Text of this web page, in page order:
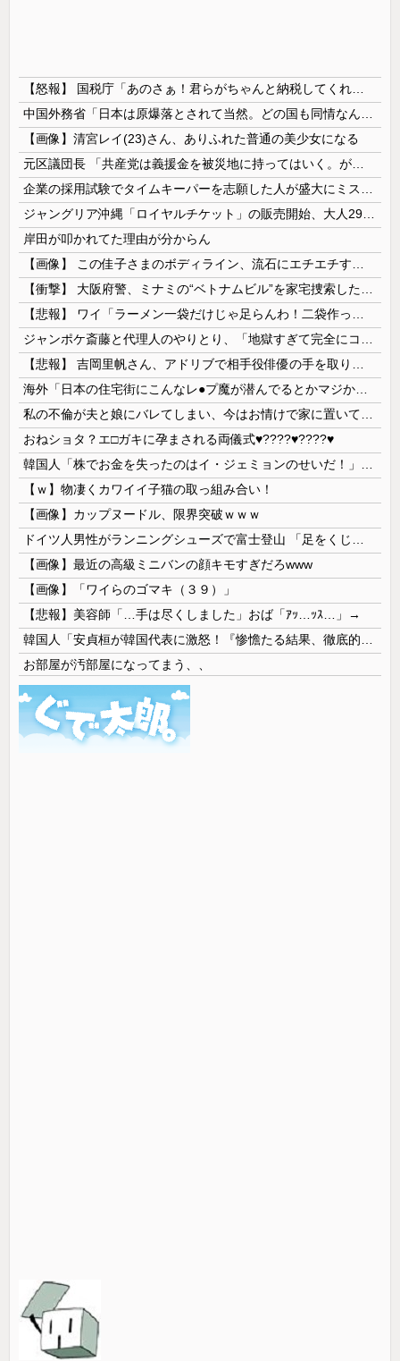
【画像】清宮レイ(23)さん、ありふれた普通の美少女になる
岸田が叩かれてた理由が分からん
おねショタ？エ□ガキに孕まされる両儀式♥️????♥️????♥️
【ｗ】物凄くカワイイ子猫の取っ組み合い！
【画像】カップヌードル、限界突破ｗｗｗ
【画像】最近の高級ミニバンの顔キモすぎだろwww
【画像】「ワイらのゴマキ（３９）」
【悲報】美容師「…手は尽くしました」おば「ｱｯ…ｯｽ…」→
お部屋が汚部屋になってまう、、